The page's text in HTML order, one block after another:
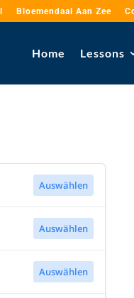
Bloemendaal Aan Zee
Home Lessons